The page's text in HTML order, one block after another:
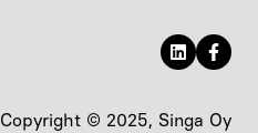
Copyright © 2025, Singa Oy